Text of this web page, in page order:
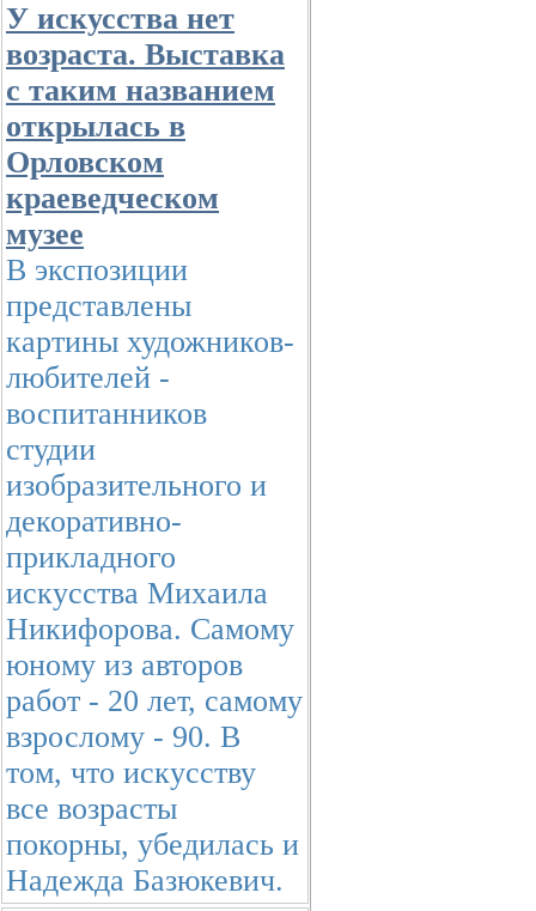
У искусства нет
возраста. Выставка
с таким названием
открылась в
Орловском
краеведческом
музее
В экспозиции
представлены
картины художников-
любителей -
воспитанников
студии
изобразительного и
декоративно-
прикладного
искусства Михаила
Никифорова. Самому
юному из авторов
работ - 20 лет, самому
взрослому - 90. В
том, что искусству
все возрасты
покорны, убедилась и
Надежда Базюкевич.